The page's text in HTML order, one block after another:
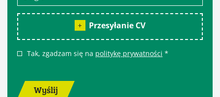
Przesyłanie CV
Tak, zgadzam się na politykę prywatności *
Wyślij